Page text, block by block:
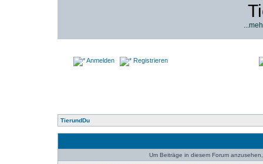
Anmelden Registrieren
TierundDu
Um Beiträge in diesem Forum